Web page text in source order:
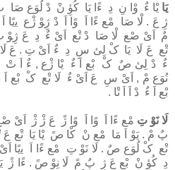
ﻳَﺎﻳْﺎ ءٌ وْا نِ دِ ءًا ﻳَﺎ ﻛُﻮِٔ نْ دْ ﻟُﻮَع
ژِ عَ . ﻟْﺎ ﺻَﺎ ﻣْﻊ ءًا اَ وًا اَ دْ ژِﻮْ ژْع
مٌ اَىْ ﺻْﻊ ﻟْﺎ ﺻَﺎ دْ ﺗْﻊ اَىْ ءٌ دِ عَ
ﺗْﻊ عَ ﻟَﺎ ﻳَﺎ کْ ﻟِﻰٔ سِ دِ ءٌ اَىْ تِ . عَ ﻟَﺎ
ءٌ دْ ﻟِﻰٔ صٌ کْ ﺑْﻊ اَ ءٌ ﻳْﺎ ژْع , ءٌ اَ تْ
ﻧُﻮَع مْ , اَىْ سِ عَ اَىْ ءٌ ﻟَﺎ ﺗْﻊ کْ ﺑْﻊ
ﺑْﻊ اَ ءٌ دْ اَ اَ ﺗْﺎ .
ﻟَﺎ ﻧَﻮْ تِ ﻣْﻊ ءًا اَ وًا اَ وًا ژً عَ ژْ ژْ اَىْ
پٌ مْ . ﯾَﻮْ اَ ﻣَﺎ ﻣْﻊ نْ ﻛْﺎ صً ﻳْﺎ ﻳَﺎ ﺗْﻊ
ﺗْﻊ کْ ﻟُﻮَع صٌ . ﻟَﺎ ﻧَﻮْ تِ ﻣْﻊ ءًا اَ ﻳﯾًﺎ
دِ ﻛُﻮِٔ نْ ﺑْﻊ عَ ژِ پٌ مً ﻟَﺎ ﻧِﻮْ صً . ءًا ژً